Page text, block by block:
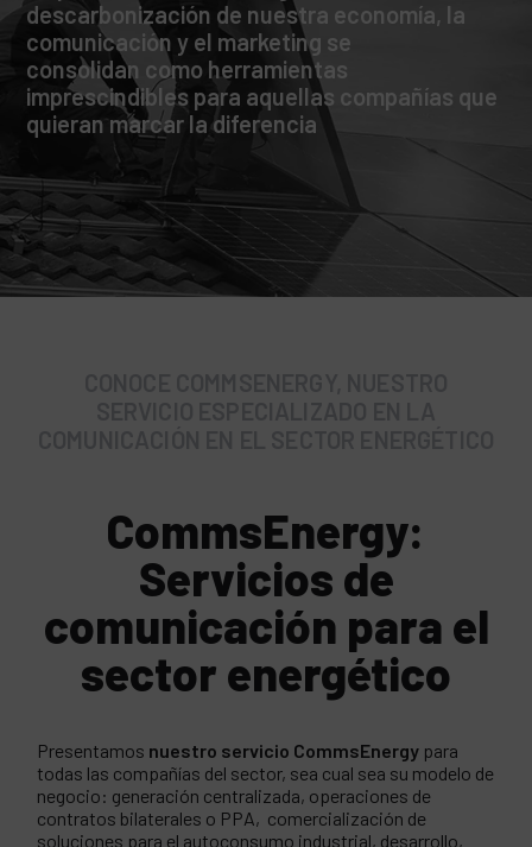
descarbonización de nuestra economía, la
comunicación y el marketing se
consolidan como herramientas
imprescindibles para aquellas compañías que
quieran marcar la diferencia
CommsEnergy:
Servicios de
comunicación para el
sector energético
Presentamos nuestro servicio CommsEnergy para
todas las compañías del sector, sea cual sea su modelo de
negocio: generación centralizada, operaciones de
contratos bilaterales o PPA, comercialización de
soluciones para el autoconsumo industrial, desarrollo,